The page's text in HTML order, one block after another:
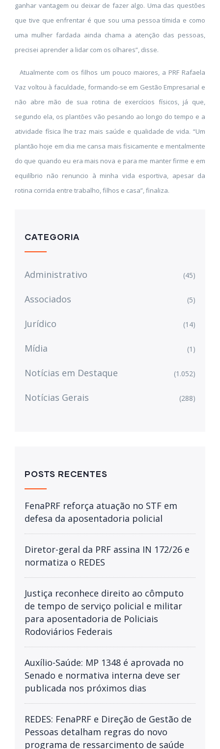
ganhar vantagem ou deixar de fazer algo. Uma das questões
que tive que enfrentar é que sou uma pessoa tímida e como
uma mulher fardada ainda chama a atenção das pessoas,
precisei aprender a lidar com os olhares”, disse.
Atualmente com os filhos um pouco maiores, a PRF Rafaela
Vaz voltou à faculdade, formando-se em Gestão Empresarial e
não abre mão de sua rotina de exercícios físicos, já que,
segundo ela, os plantões vão pesando ao longo do tempo e a
atividade física lhe traz mais saúde e qualidade de vida. “Um
plantão hoje em dia me cansa mais fisicamente e mentalmente
do que quando eu era mais nova e para me manter firme e em
equilíbrio não renuncio à minha vida esportiva, apesar da
rotina corrida entre trabalho, filhos e casa”, finaliza.
CATEGORIA
Administrativo (45)
Associados (5)
Jurídico (14)
Mídia (1)
Notícias em Destaque (1.052)
Notícias Gerais (288)
POSTS RECENTES
FenaPRF reforça atuação no STF em
defesa da aposentadoria policial
Diretor-geral da PRF assina IN 172/26 e
normatiza o REDES
Justiça reconhece direito ao cômputo
de tempo de serviço policial e militar
para aposentadoria de Policiais
Rodoviários Federais
Auxílio-Saúde: MP 1348 é aprovada no
Senado e normativa interna deve ser
publicada nos próximos dias
REDES: FenaPRF e Direção de Gestão de
Pessoas detalham regras do novo
programa de ressarcimento de saúde